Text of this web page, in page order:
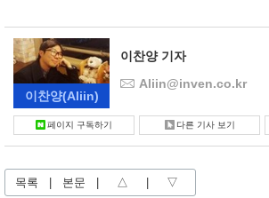
이찬양(Aliin)
이찬양 기자
Aliin@inven.co.kr
페이지 구독하기 다른 기사 보기
목록 본문 △ ▽